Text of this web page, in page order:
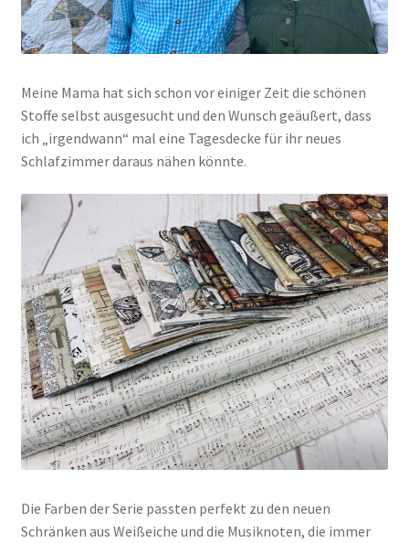
Meine Mama hat sich schon vor einiger Zeit die schönen
Stoffe selbst ausgesucht und den Wunsch geäußert, dass
ich „irgendwann“ mal eine Tagesdecke für ihr neues
Schlafzimmer daraus nähen könnte.
Die Farben der Serie passten perfekt zu den neuen
Schränken aus Weißeiche und die Musiknoten, die immer